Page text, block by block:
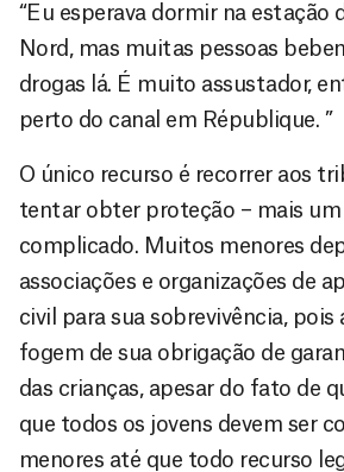
“Eu esperava dormir na estação
Nord, mas muitas pessoas
drogas lá. É muito assustador,
perto do canal em République. ”
O único recurso é recorrer aos
tentar obter proteção – mais
complicado. Muitos menores
associações e organizações de
civil para sua sobrevivência, pois
fogem de sua obrigação de
das crianças, apesar do fato de
que todos os jovens devem ser
menores até que todo recurso